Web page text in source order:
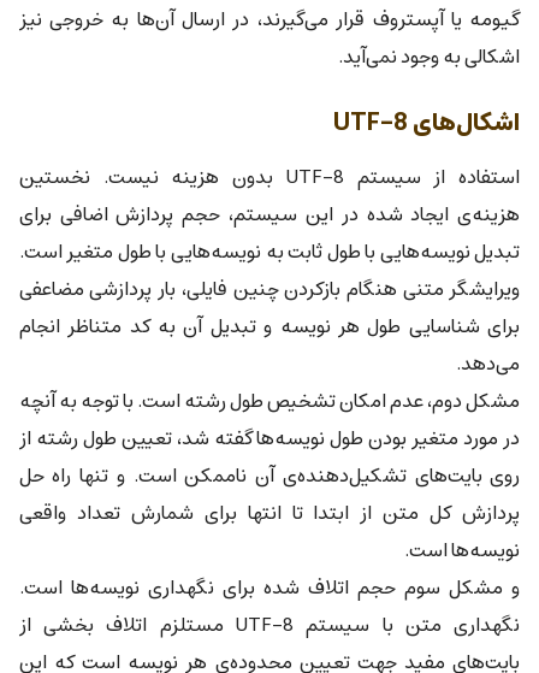
گیومه یا آپستروف قرار می‌گیرند، در ارسال آن‌ها به خروجی نیز
اشکالی به وجود نمی‌آید.
اشکال‌های UTF-8
استفاده از سیستم UTF-8 بدون هزینه نیست. نخستین
هزینه‌ی ایجاد شده در این سیستم، حجم پردازش اضافی برای
تبدیل نویسه‌هایی با طول ثابت به نویسه‌هایی با طول متغیر است.
ویرایشگر متنی هنگام بازکردن چنین فایلی، بار پردازشی مضاعفی
برای شناسایی طول هر نویسه و تبدیل آن به کد متناظر انجام
می‌دهد.
مشکل دوم، عدم امکان تشخیص طول رشته است. با توجه به آنچه
در مورد متغیر بودن طول نویسه‌ها گفته شد، تعیین طول رشته از
روی بایت‌های تشکیل‌دهنده‌ی آن ناممکن است. و تنها راه حل
پردازش کل متن از ابتدا تا انتها برای شمارش تعداد واقعی
نویسه‌ها است.
و مشکل سوم حجم اتلاف شده برای نگهداری نویسه‌ها است.
نگهداری متن با سیستم UTF-8 مستلزم اتلاف بخشی از
بایت‌های مفید جهت تعیین محدوده‌ی هر نویسه است که این